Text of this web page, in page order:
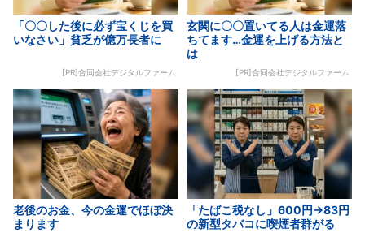
「〇〇した後に必ず宝くじを買
いなさい」貧乏が億万長者に
[PR]合同会社デジタルファーム
玄関に〇〇置いてる人は金運落
ちてます…金運を上げる方法と
は
[PR]合同会社デジタルファーム
老後のお金、今の金運でほぼ決
まります
「たばこ税なし」600円→83円
の新型タバコに喫煙者群がる